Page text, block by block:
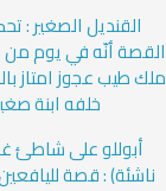
القنديل الصغير :
القصة أنّه في يوم من
ملك طيب عجوز امتاز
خلفه ابنة
أبوللو على شاطئ
ناشئة) : قصة